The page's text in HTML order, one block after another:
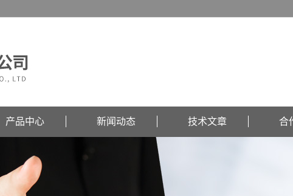
产品中心 新闻动态 技术文章 合